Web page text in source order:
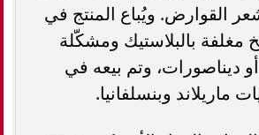
القوارض. ويُباع المنتج في
بالبلاستيك ومشكّلة
ديناصورات، وتم بيعه في
ماريلاند وبنسلفانيا.